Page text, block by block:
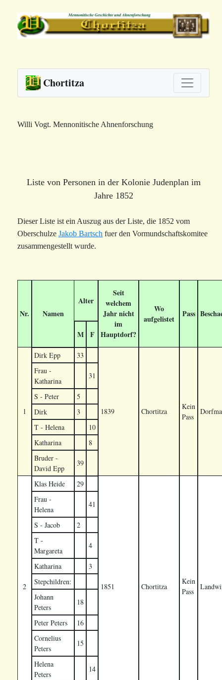
Chortitza
Willi Vogt. Mennonitische Ahnenforschung
Liste von Personen in der Kolonie Judenplan im
Jahre 1852
Dieser Liste ist ein Auszug aus der Liste, die 1852 vom
Oberschulze Jakob Bartsch fuer den Vormundschaftskomitee
zusammengestellt wurde.
Nr. Namen
Alter
Seit
welchem
Jahr nicht
im
Hauptdorf?
Wo
aufgelistet
Pass
M
F
1
Dirk Epp 33
1839 Chortitza
Kein
Pass
Frau -
Katharina
31
S - Peter
5
Dirk
3
T - Helena
10
Katharina
8
Bruder -
David Epp
39
2
Klas Heide 29
1851 Chortitza
Kein
Pass
Frau -
Helena
41
S - Jacob
2
T -
Margareta
4
Katharina
3
Stepchildren:
Johann
Peters
18
Peter Peters
16
Cornelius
Peters
15
Helena
Peters
14